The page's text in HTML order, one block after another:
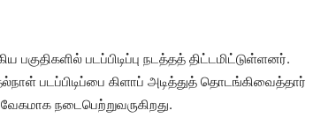
படப்பிடிப்பு நடத்தத் திட்டமிட்டுள்ளனர்.
படப்பிடிப்பை கிளாப் அடித்துத் தொடங்கிவைத்தார்
நடைபெற்றுவருகிறது.